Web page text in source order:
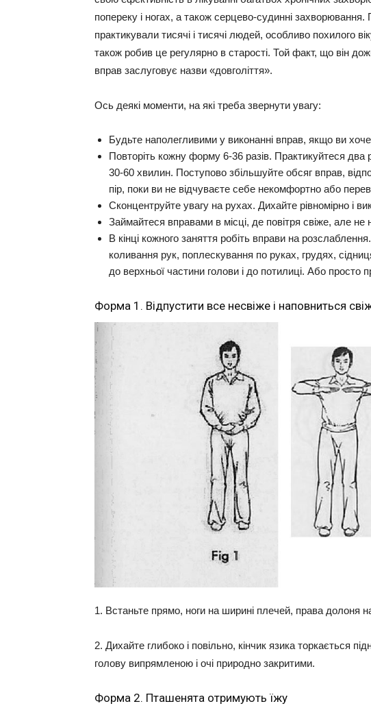
попереку і ногах, а також серцево-судинні захворювання.
практикували тисячі і тисячі людей, особливо похилого
також робив це регулярно в старості. Той факт, що він
вправ заслуговує назви «довголіття».
Ось деякі моменти, на які треба звернути увагу:
Будьте наполегливими у виконанні вправ, якщо ви
Повторіть кожну форму 6-36 разів. Практикуйтеся два
30-60 хвилин. Поступово збільшуйте обсяг вправ,
пір, поки ви не відчуваєте себе некомфортно або
Сконцентруйте увагу на рухах. Дихайте рівномірно і
Займайтеся вправами в місці, де повітря свіже, але не
В кінці кожного заняття робіть вправи на
коливання рук, поплескування по руках, грудях,
до верхньої частини голови і до потилиці. Або просто
Форма 1. Відпустити все несвіже і наповниться
1. Встаньте прямо, ноги на ширині плечей, права долоня
2. Дихайте глибоко і повільно, кінчик язика торкається
голову випрямленою і очі природно закритими.
Форма 2. Пташенята отримують їжу